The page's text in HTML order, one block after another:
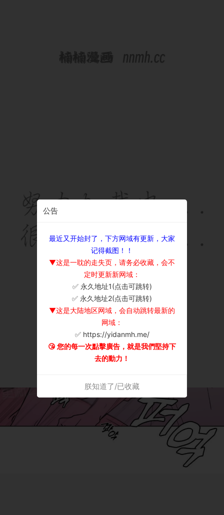
公告
最近又开始封了，下方网域有更新，大家
记得截图！！
▼这是一耽的走失页，请务必收藏，会不
定时更新新网域：
✅ 永久地址1(点击可跳转)
✅ 永久地址2(点击可跳转)
▼这是大陆地区网域，会自动跳转最新的
网域：
✅ https://yidanmh.me/
😘 您的每一次點擊廣告，就是我們堅持下
去的動力！
朕知道了/已收藏